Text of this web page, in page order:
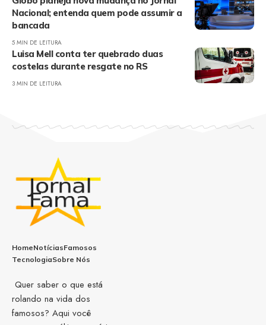
Nacional; entenda quem pode assumir a
bancada
5 MIN DE LEITURA
Luisa Mell conta ter quebrado duas
costelas durante resgate no RS
3 MIN DE LEITURA
HomeNotíciasFamosos
TecnologiaSobre Nós
Quer saber o que está
rolando na vida dos
famosos? Aqui você